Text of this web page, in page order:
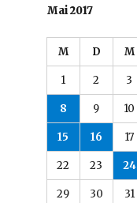
Mai 2017
M D M
1 2 3
8 9 10
15 16 17
22 23 24
29 30 31